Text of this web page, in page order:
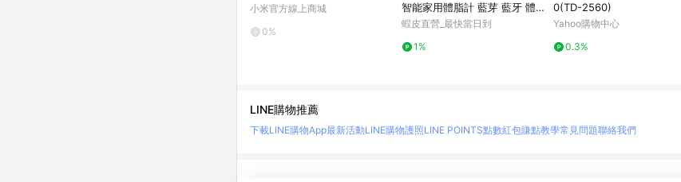
小米官方線上商城
0%
智能家用體脂計 藍芽 藍牙 體脂
計 體重計 現貨 原廠供貨 APP紀
蝦皮直營_最快當日到
1%
0(TD-2560)
Yahoo購物中心
0.3%
LINE購物推薦
下載LINE購物App最新活動LINE購物護照LINE POINTS點數紅包賺點教學常見問題聯絡我們